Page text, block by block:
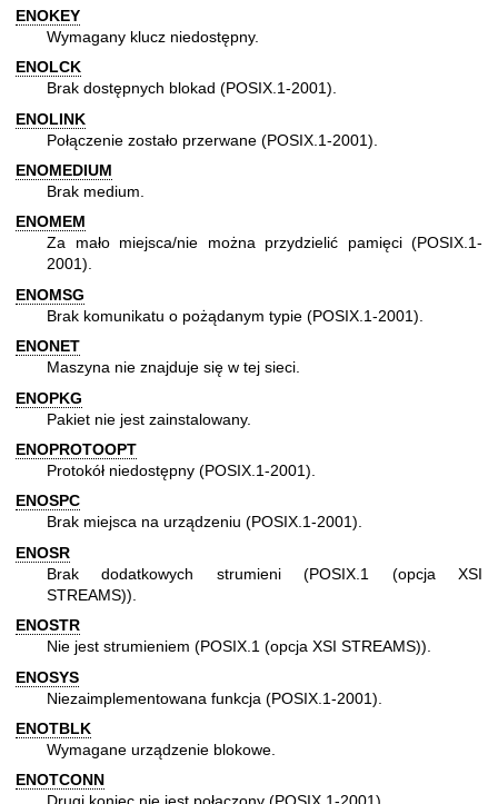
ENOKEY
Wymagany klucz niedostępny.
ENOLCK
Brak dostępnych blokad (POSIX.1-2001).
ENOLINK
Połączenie zostało przerwane (POSIX.1-2001).
ENOMEDIUM
Brak medium.
ENOMEM
Za mało miejsca/nie można przydzielić pamięci (POSIX.1-
2001).
ENOMSG
Brak komunikatu o pożądanym typie (POSIX.1-2001).
ENONET
Maszyna nie znajduje się w tej sieci.
ENOPKG
Pakiet nie jest zainstalowany.
ENOPROTOOPT
Protokół niedostępny (POSIX.1-2001).
ENOSPC
Brak miejsca na urządzeniu (POSIX.1-2001).
ENOSR
Brak dodatkowych strumieni (POSIX.1 (opcja XSI
STREAMS)).
ENOSTR
Nie jest strumieniem (POSIX.1 (opcja XSI STREAMS)).
ENOSYS
Niezaimplementowana funkcja (POSIX.1-2001).
ENOTBLK
Wymagane urządzenie blokowe.
ENOTCONN